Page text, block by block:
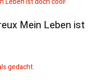
Mein Leben ist